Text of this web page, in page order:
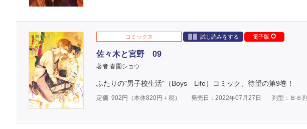
コミックス 試し読みをする 電子版
佐々木と宮野 09
著者 春園ショウ
ふたりの"男子校生活"（Boys Life）コミック、待望の第9巻！
定価 902 円（本体820円＋税） 発売日：2022年07月27日 判型：Ｂ６判